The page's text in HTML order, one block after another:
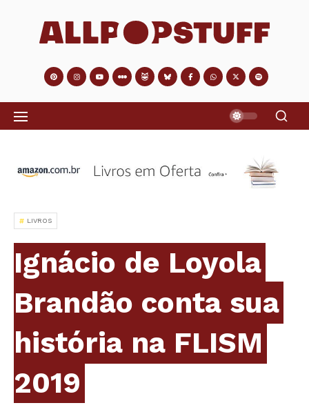
LIVROS
Ignácio de Loyola
Brandão conta sua
história na FLISM
2019